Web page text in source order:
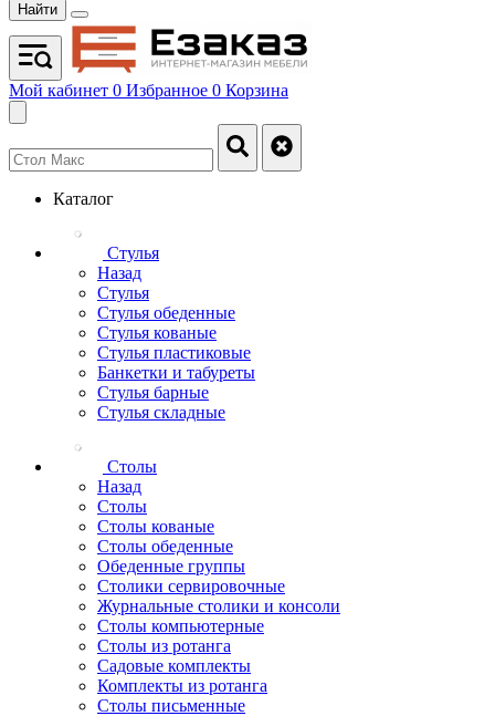
Найти
Мой кабинет 0 Избранное 0 Корзина
Каталог
Стулья
Назад
Стулья
Стулья обеденные
Стулья кованые
Стулья пластиковые
Банкетки и табуреты
Стулья барные
Стулья складные
Столы
Назад
Столы
Столы кованые
Столы обеденные
Обеденные группы
Столики сервировочные
Журнальные столики и консоли
Столы компьютерные
Столы из ротанга
Садовые комплекты
Комплекты из ротанга
Столы письменные